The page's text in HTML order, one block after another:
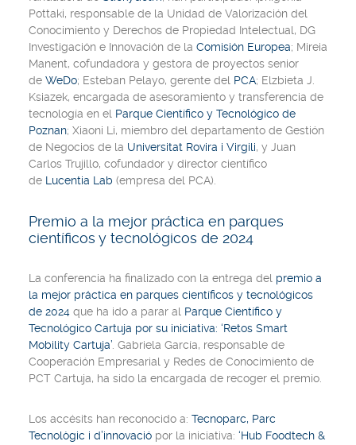
Pottaki, responsable de la Unidad de Valorización del
Conocimiento y Derechos de Propiedad Intelectual, DG
Investigación e Innovación de la Comisión Europea; Mireia
Manent, cofundadora y gestora de proyectos senior
de WeDo; Esteban Pelayo, gerente del PCA; Elzbieta J.
Ksiazek, encargada de asesoramiento y transferencia de
tecnología en el Parque Científico y Tecnológico de
Poznan; Xiaoni Li, miembro del departamento de Gestión
de Negocios de la Universitat Rovira i Virgili, y Juan
Carlos Trujillo, cofundador y director científico
de Lucentia Lab (empresa del PCA).
Premio a la mejor práctica en parques
científicos y tecnológicos de 2024
La conferencia ha finalizado con la entrega del premio a
la mejor práctica en parques científicos y tecnológicos
de 2024 que ha ido a parar al Parque Científico y
Tecnológico Cartuja por su iniciativa: ‘Retos Smart
Mobility Cartuja’ . Gabriela García, responsable de
Cooperación Empresarial y Redes de Conocimiento de
PCT Cartuja, ha sido la encargada de recoger el premio.
Los accésits han reconocido a: Tecnoparc, Parc
Tecnològic i d’innovació por la iniciativa: ‘Hub Foodtech &